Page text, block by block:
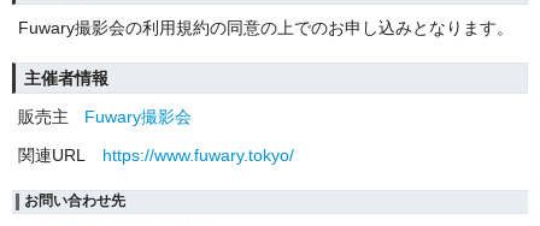
Fuwary撮影会の利用規約の同意の上でのお申し込みとなります。
主催者情報
販売主
Fuwary撮影会
関連URL
https://www.fuwary.tokyo/
お問い合わせ先